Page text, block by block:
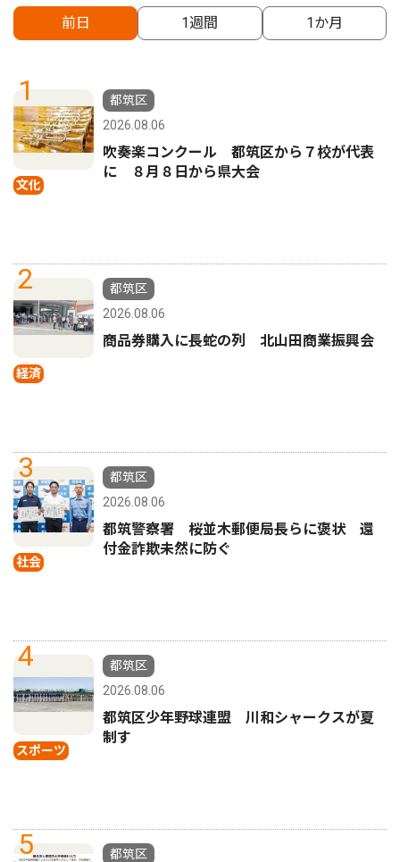
前日 1週間 1か月
1
文化
都筑区
2026.08.06
吹奏楽コンクール 都筑区から７校が代表
に ８月８日から県大会
2
経済
都筑区
2026.08.06
商品券購入に長蛇の列 北山田商業振興会
3
社会
都筑区
2026.08.06
都筑警察署 桜並木郵便局長らに褒状 還
付金詐欺未然に防ぐ
4
スポーツ
都筑区
2026.08.06
都筑区少年野球連盟 川和シャークスが夏
制す
5
都筑区